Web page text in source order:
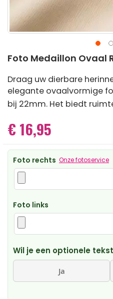
Ga
het
begin
van
de
afbeeldingen-
Foto Medaillon Ovaal
Draag uw dierbare
elegante ovaalvormige
bij 22mm. Het biedt
€ 16,95
Foto rechts Onze fotoservice
Foto links
Wil je een optionele
Ja